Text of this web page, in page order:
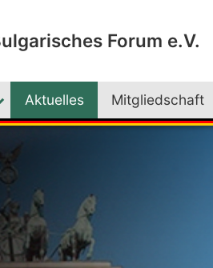
Forum e.V.
Aktuelles Mitgliedschaft